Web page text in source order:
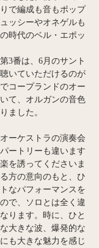
で編成も音もポップ
ッシーやオネゲルも
時代のベル・エポッ
3番は、6月のサント
いていただけるのが
コープランドのオー
て、オルガンの音色
ました。
ーケストラの演奏会
ートリーも違います
を誘ってくださいま
方の意向のもと、ひ
なパフォーマンスを
で、ソロとは全く違
ります。時に、ひと
大きな波、爆発的な
も大きな魅力を感じ